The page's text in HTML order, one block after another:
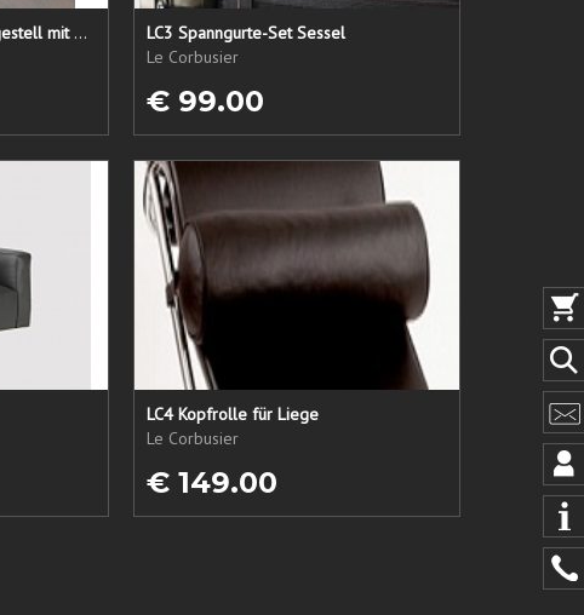
LC 21 Sessel nur das Untergestell mit elastischen Straps
LC3 Spanngurte-Set Sessel
Le Corbusier
€ 99.00
LC4 Kopfrolle für Liege
Le Corbusier
€ 149.00